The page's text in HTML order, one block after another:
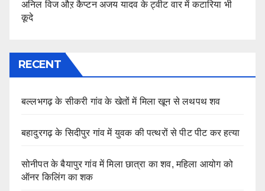
अनिल विज औऱ कैप्टन अजय यादव के ट्वीट वार में कटारिया भी
कूदे
RECENT
बल्लभगढ़ के सीकरी गांव के खेतों में मिला खून से लथपथ शव
बहादुरगढ़ के सिदीपुर गांव में युवक की पत्थरों से पीट पीट कर हत्या
सोनीपत के बैयापुर गांव में मिला छात्रा का शव, महिला आयोग को
ऑनर किलिंग का शक